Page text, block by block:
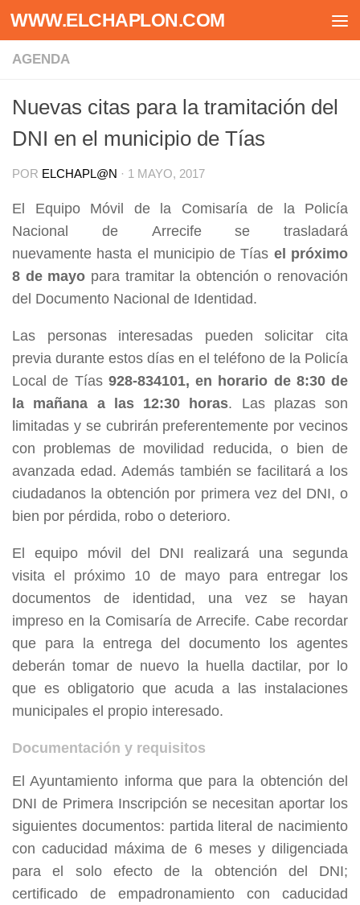
Saltar al contenido
WWW.ELCHAPLON.COM
AGENDA
Nuevas citas para la tramitación del
DNI en el municipio de Tías
POR ELCHAPL@N · 1 MAYO, 2017
El Equipo Móvil de la Comisaría de la Policía
Nacional de Arrecife se trasladará
nuevamente hasta el municipio de Tías el próximo
8 de mayo para tramitar la obtención o renovación
del Documento Nacional de Identidad.
Las personas interesadas pueden solicitar cita
previa durante estos días en el teléfono de la Policía
Local de Tías928-834101, en horario de 8:30 de
la mañana a las 12:30 horas. Las plazas son
limitadas y se cubrirán preferentemente por vecinos
con problemas de movilidad reducida, o bien de
avanzada edad. Además también se facilitará a los
ciudadanos la obtención por primera vez del DNI, o
bien por pérdida, robo o deterioro.
El equipo móvil del DNI realizará una segunda
visita el próximo 10 de mayo para entregar los
documentos de identidad, una vez se hayan
impreso en la Comisaría de Arrecife. Cabe recordar
que para la entrega del documento los agentes
deberán tomar de nuevo la huella dactilar, por lo
que es obligatorio que acuda a las instalaciones
municipales el propio interesado.
Documentación y requisitos
El Ayuntamiento informa que para la obtención del
DNI de Primera Inscripción se necesitan aportar los
siguientes documentos: partida literal de nacimiento
con caducidad máxima de 6 meses y diligenciada
para el solo efecto de la obtención del DNI;
certificado de empadronamiento con caducidad